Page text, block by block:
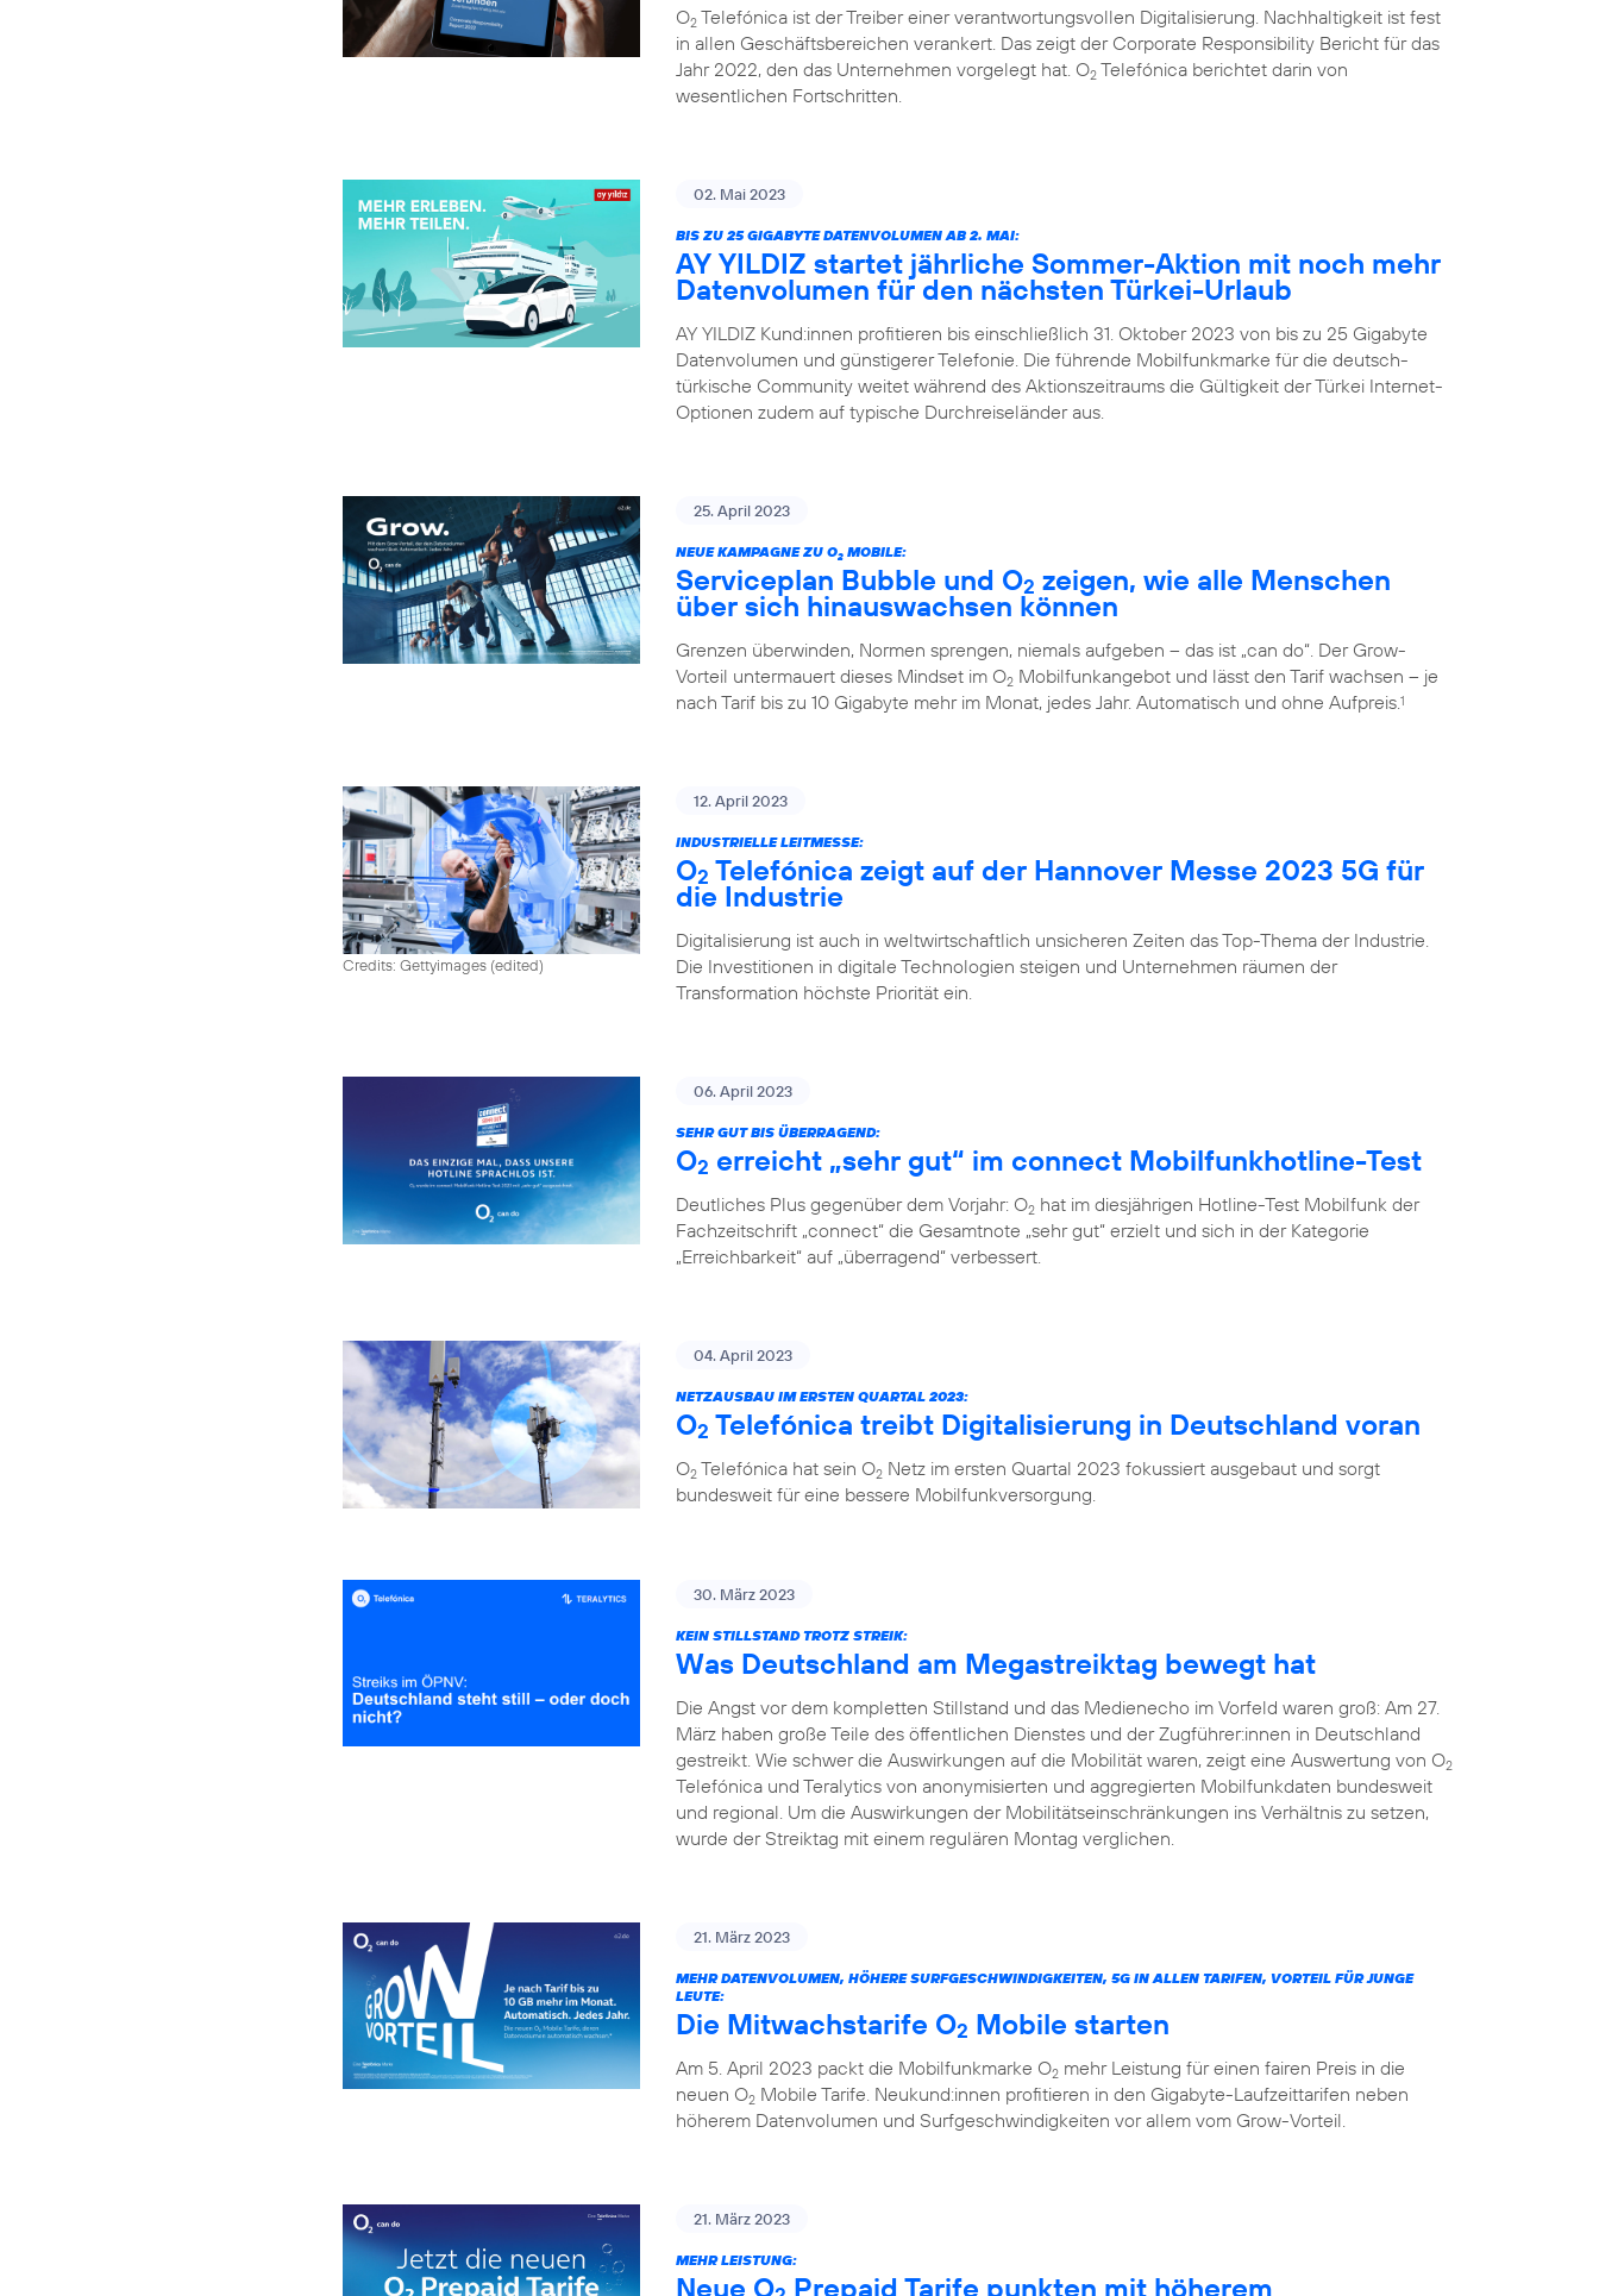
O2 Telefónica ist der Treiber einer verantwortungsvollen Digitalisierung. Nachhaltigkeit ist fest
in allen Geschäftsbereichen verankert. Das zeigt der Corporate Responsibility Bericht für das
Jahr 2022, den das Unternehmen vorgelegt hat. O2 Telefónica berichtet darin von
wesentlichen Fortschritten.
02. Mai 2023
BIS ZU 25 GIGABYTE DATENVOLUMEN AB 2. MAI:
AY YILDIZ startet jährliche Sommer-Aktion mit noch mehr
Datenvolumen für den nächsten Türkei-Urlaub
AY YILDIZ Kund:innen profitieren bis einschließlich 31. Oktober 2023 von bis zu 25 Gigabyte
Datenvolumen und günstigerer Telefonie. Die führende Mobilfunkmarke für die deutsch-
türkische Community weitet während des Aktionszeitraums die Gültigkeit der Türkei Internet-
Optionen zudem auf typische Durchreiseländer aus.
25. April 2023
NEUE KAMPAGNE ZU O2 MOBILE:
Serviceplan Bubble und O2 zeigen, wie alle Menschen
über sich hinauswachsen können
Grenzen überwinden, Normen sprengen, niemals aufgeben – das ist „can do“. Der Grow-
Vorteil untermauert dieses Mindset im O2 Mobilfunkangebot und lässt den Tarif wachsen – je
nach Tarif bis zu 10 Gigabyte mehr im Monat, jedes Jahr. Automatisch und ohne Aufpreis.1
Credits: Gettyimages (edited)
12. April 2023
INDUSTRIELLE LEITMESSE:
O2 Telefónica zeigt auf der Hannover Messe 2023 5G für
die Industrie
Digitalisierung ist auch in weltwirtschaftlich unsicheren Zeiten das Top-Thema der Industrie.
Die Investitionen in digitale Technologien steigen und Unternehmen räumen der
Transformation höchste Priorität ein.
06. April 2023
SEHR GUT BIS ÜBERRAGEND:
O2 erreicht „sehr gut“ im connect Mobilfunkhotline-Test
Deutliches Plus gegenüber dem Vorjahr: O2 hat im diesjährigen Hotline-Test Mobilfunk der
Fachzeitschrift „connect“ die Gesamtnote „sehr gut“ erzielt und sich in der Kategorie
„Erreichbarkeit“ auf „überragend“ verbessert.
04. April 2023
NETZAUSBAU IM ERSTEN QUARTAL 2023:
O2 Telefónica treibt Digitalisierung in Deutschland voran
O2 Telefónica hat sein O2 Netz im ersten Quartal 2023 fokussiert ausgebaut und sorgt
bundesweit für eine bessere Mobilfunkversorgung.
30. März 2023
KEIN STILLSTAND TROTZ STREIK:
Was Deutschland am Megastreiktag bewegt hat
Die Angst vor dem kompletten Stillstand und das Medienecho im Vorfeld waren groß: Am 27.
März haben große Teile des öffentlichen Dienstes und der Zugführer:innen in Deutschland
gestreikt. Wie schwer die Auswirkungen auf die Mobilität waren, zeigt eine Auswertung von O2
Telefónica und Teralytics von anonymisierten und aggregierten Mobilfunkdaten bundesweit
und regional. Um die Auswirkungen der Mobilitätseinschränkungen ins Verhältnis zu setzen,
wurde der Streiktag mit einem regulären Montag verglichen.
21. März 2023
MEHR DATENVOLUMEN, HÖHERE SURFGESCHWINDIGKEITEN, 5G IN ALLEN TARIFEN, VORTEIL FÜR JUNGE
LEUTE:
Die Mitwachstarife O2 Mobile starten
Am 5. April 2023 packt die Mobilfunkmarke O2 mehr Leistung für einen fairen Preis in die
neuen O2 Mobile Tarife. Neukund:innen profitieren in den Gigabyte-Laufzeittarifen neben
höherem Datenvolumen und Surfgeschwindigkeiten vor allem vom Grow-Vorteil.
21. März 2023
MEHR LEISTUNG:
Neue O Prepaid Tarife punkten mit höherem